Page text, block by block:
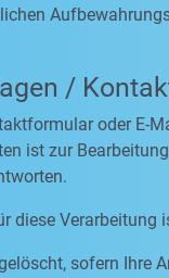
/
oder E-
ist zur
diese Verarbeitung
sofern Ihre